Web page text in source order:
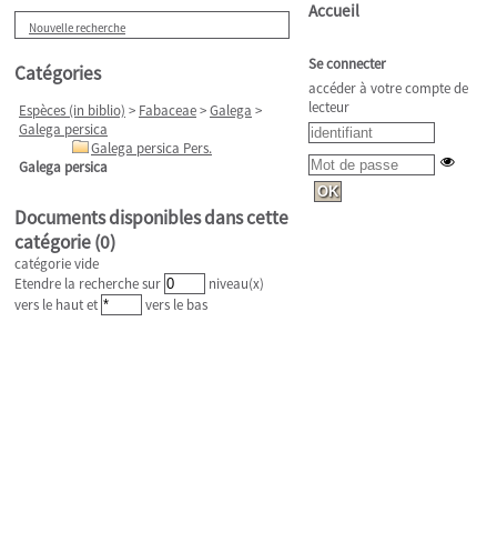
Nouvelle recherche
Catégories
Espèces (in biblio) > Fabaceae>Galega >
Galega persica
Galega persica Pers.
Galega persica
Documents disponibles dans cette
catégorie (0)
catégorie vide
Etendre la recherche sur
niveau(x)
vers le haut et
vers le bas
Accueil
Se connecter
accéder à votre compte de
lecteur